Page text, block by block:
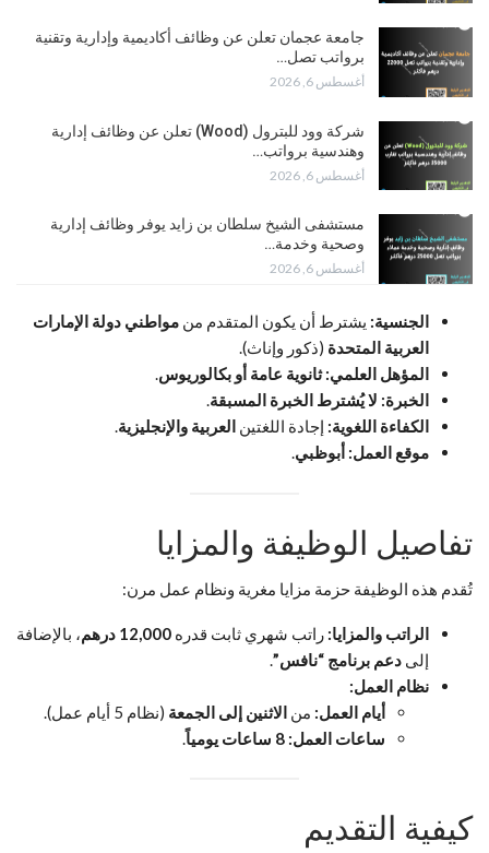
جامعة عجمان تعلن عن وظائف أكاديمية وإدارية وتقنية
برواتب تصل…
أغسطس 6, 2026
شركة وود للبترول (Wood) تعلن عن وظائف إدارية
وهندسية برواتب…
أغسطس 6, 2026
مستشفى الشيخ سلطان بن زايد يوفر وظائف إدارية
وصحية وخدمة…
أغسطس 6, 2026
الجنسية: يشترط أن يكون المتقدم من مواطني دولة الإمارات
العربية المتحدة (ذكور وإناث).
المؤهل العلمي: ثانوية عامة أو بكالوريوس.
الخبرة: لا يُشترط الخبرة المسبقة.
الكفاءة اللغوية: إجادة اللغتين العربية والإنجليزية.
موقع العمل: أبوظبي.
تفاصيل الوظيفة والمزايا
تُقدم هذه الوظيفة حزمة مزايا مغرية ونظام عمل مرن:
الراتب والمزايا: راتب شهري ثابت قدره 12,000 درهم
، بالإضافة
إلى دعم برنامج “نافس”.
نظام العمل:
أيام العمل: من الاثنين إلى الجمعة (نظام 5 أيام عمل).
ساعات العمل: 8 ساعات يومياً .
كيفية التقديم